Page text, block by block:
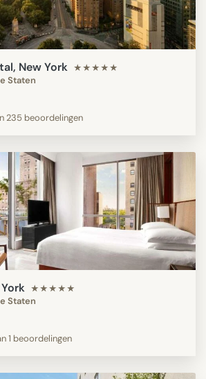
New York ★★★★★
Staten
235 beoordelingen
★★★★★
Staten
1 beoordelingen